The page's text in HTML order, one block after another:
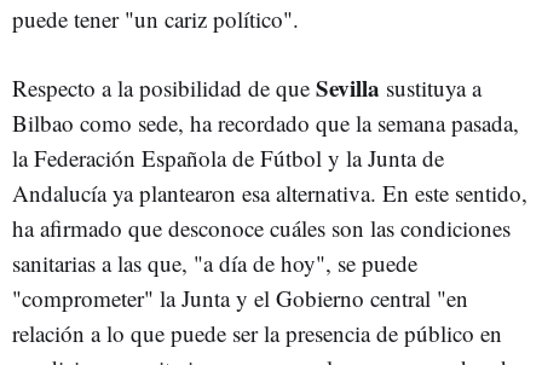
puede tener "un cariz político".
Respecto a la posibilidad de que Sevilla sustituya a
Bilbao como sede, ha recordado que la semana pasada,
la Federación Española de Fútbol y la Junta de
Andalucía ya plantearon esa alternativa. En este sentido,
ha afirmado que desconoce cuáles son las condiciones
sanitarias a las que, "a día de hoy", se puede
"comprometer" la Junta y el Gobierno central "en
relación a lo que puede ser la presencia de público en